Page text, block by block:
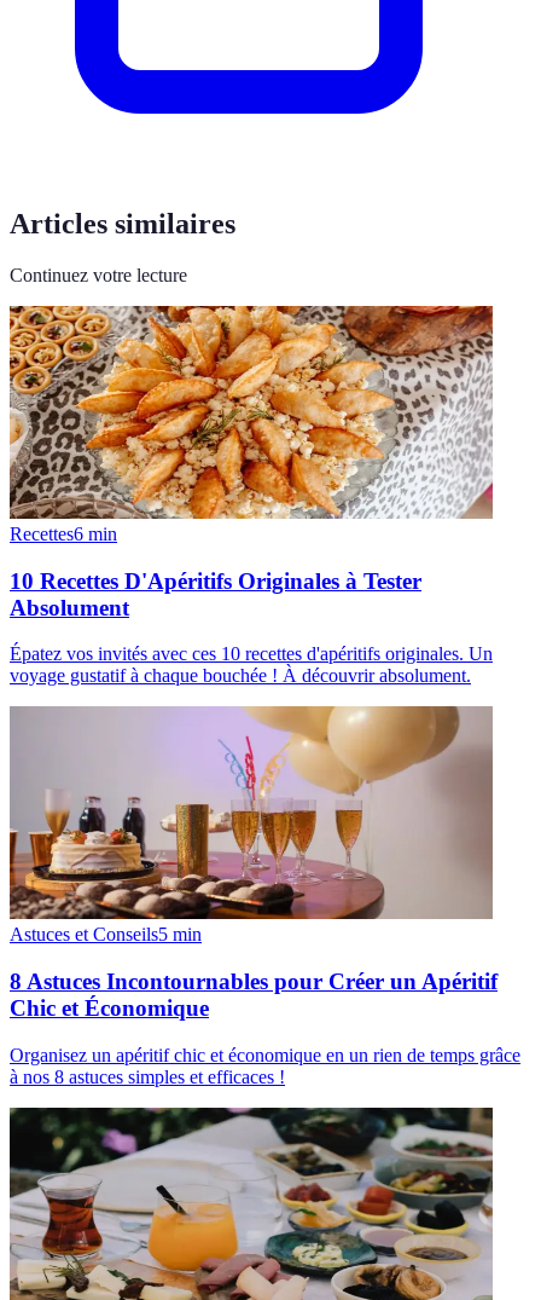
Articles similaires
Continuez votre lecture
Recettes6 min
10 Recettes D'Apéritifs Originales à Tester
Absolument
Épatez vos invités avec ces 10 recettes d'apéritifs originales. Un
voyage gustatif à chaque bouchée ! À découvrir absolument.
Astuces et Conseils5 min
8 Astuces Incontournables pour Créer un Apéritif
Chic et Économique
Organisez un apéritif chic et économique en un rien de temps grâce
à nos 8 astuces simples et efficaces !